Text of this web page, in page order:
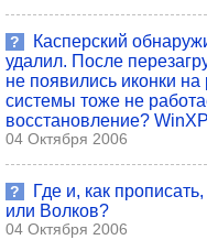
?
Касперский
удалил. После
не появились иконки
системы тоже не
восстановление?
04 Октября 2006
?
Где и, как
или Волков?
04 Октября 2006